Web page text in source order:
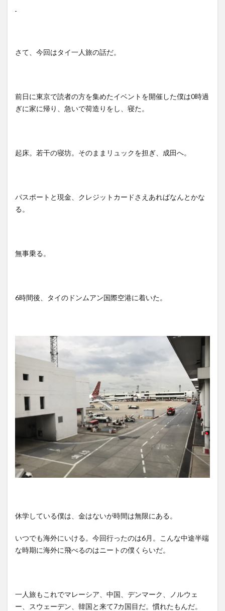
さて、今回はタイ一人旅の話だ。
前日に東京で読者の方を集めたイベントを開催した僕は0時過
ぎに家に帰り、急いで荷造りをし、寝た。
起床。若干の寝坊。そのままリュックを担ぎ、成田へ。
パスポートと現金、クレジットカードさえあればなんとかな
る。
無事乗る。
6時間後、タイのドンムアン国際空港に着いた。
休学している僕は、金はないが時間は無限にある。
いつでも海外にいける。今回行ったのは6月。こんな中途半端
な時期に海外に飛べるのはニートの僕くらいだ。
一人旅もこれでマレーシア、中国、デンマーク、ノルウェ
ー、スウェーデン、韓国と来て7カ国目だ。慣れたもんだ。